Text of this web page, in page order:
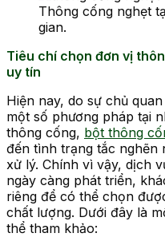
Thông cống nghẹt
gian.
Tiêu chí chọn đơn vị
uy tín
Hiện nay, do sự chủ
một số phương pháp tại
thông cống, bột thông
đến tình trạng tắc nghẽn
xử lý. Chính vì vậy, dịch
ngày càng phát triển,
riêng để có thể chọn
chất lượng. Dưới đây là
thể tham khảo: